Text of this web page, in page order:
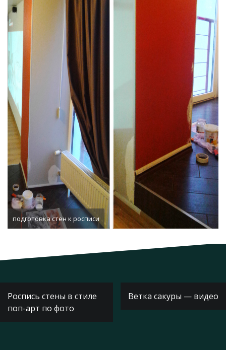
подготовка стен к росписи
по
записям
Роспись стены в стиле
поп-арт по фото
Ветка сакуры — видео